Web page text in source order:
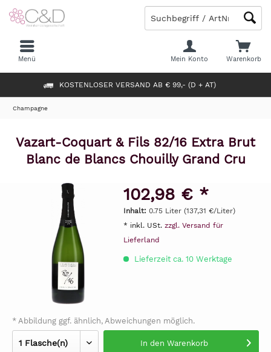
KOSTENLOSER VERSAND AB € 99,- (D + AT)
Warenkorb
Mein Konto
Menü
Champagne
Vazart-Coquart & Fils 82/16 Extra Brut
Blanc de Blancs Chouilly Grand Cru
102,98 € *
Inhalt: 0.75 Liter (137,31 €/Liter)
* inkl. USt. zzgl. Versand für
Lieferland
Lieferzeit ca. 10 Werktage
* Abbildung ggf. ähnlich, Abweichungen möglich.
In den Warenkorb